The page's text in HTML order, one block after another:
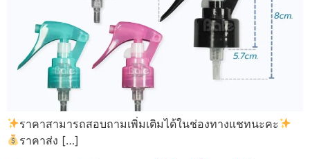
ราคาสามารถสอบถามเพิ่มเติมได้ในช่องทางแชทนะคะ
ราคาส่ง […]